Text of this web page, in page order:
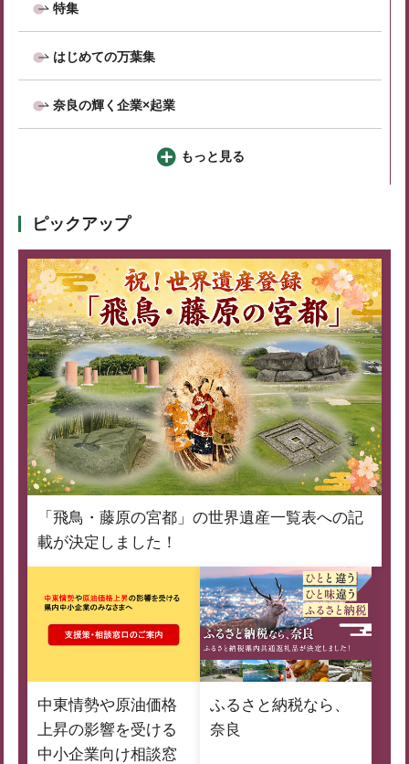
特集
はじめての万葉集
奈良の輝く企業×起業
もっと見る
ピックアップ
「飛鳥・藤原の宮都」の世界遺産一覧表への記
載が決定しました！
中東情勢や原油価格
上昇の影響を受ける
中小企業向け相談窓
ふるさと納税なら、
奈良